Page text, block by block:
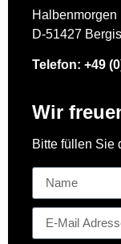
Halbenmorgen
D-51427
Telefon: +49
Wir
Bitte füllen Sie